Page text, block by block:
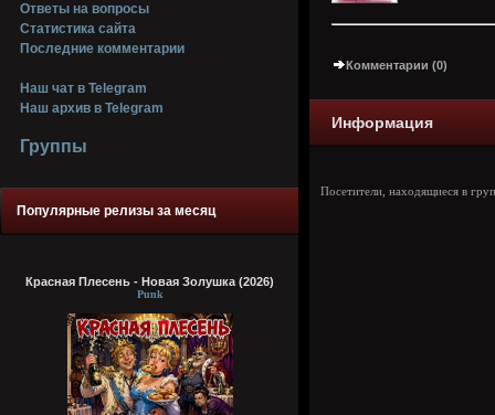
Ответы на вопросы
Статистика сайта
Последние комментарии
Наш чат в Telegram
Наш архив в Telegram
Группы
Популярные релизы за месяц
Красная Плесень - Новая Золушка (2026)
Punk
Комментарии (0)
Информация
Посетители, находящиеся в